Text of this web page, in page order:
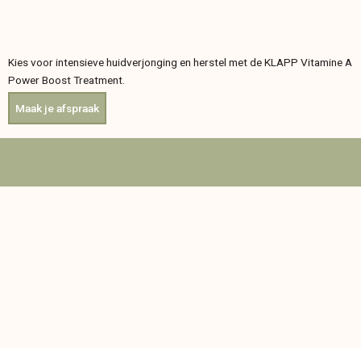
Kies voor intensieve huidverjonging en herstel met de KLAPP Vitamine A
PowerBoostTreatment.
Maak je afspraak